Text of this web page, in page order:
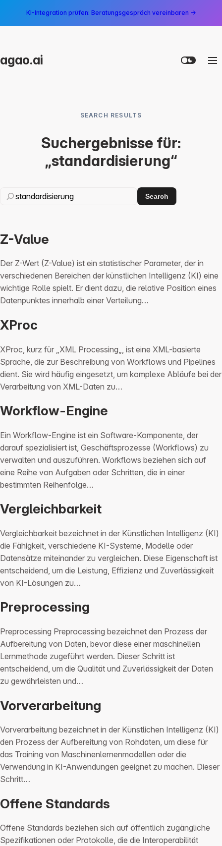
KI-Integration prüfen: Beratungsgespräch vereinbaren →
agao.ai
SEARCH RESULTS
Suchergebnisse für:
„standardisierung“
Search
Z-Value
Der Z-Wert (Z-Value) ist ein statistischer Parameter, der in
verschiedenen Bereichen der künstlichen Intelligenz (KI) eine
wichtige Rolle spielt. Er dient dazu, die relative Position eines
Datenpunktes innerhalb einer Verteilung…
XProc
XProc, kurz für „XML Processing„, ist eine XML-basierte
Sprache, die zur Beschreibung von Workflows und Pipelines
dient. Sie wird häufig eingesetzt, um komplexe Abläufe bei der
Verarbeitung von XML-Daten zu…
Workflow-Engine
Ein Workflow-Engine ist ein Software-Komponente, der
darauf spezialisiert ist, Geschäftsprozesse (Workflows) zu
verwalten und auszuführen. Workflows beziehen sich auf
eine Reihe von Aufgaben oder Schritten, die in einer
bestimmten Reihenfolge…
Vergleichbarkeit
Vergleichbarkeit bezeichnet in der Künstlichen Intelligenz (KI)
die Fähigkeit, verschiedene KI-Systeme, Modelle oder
Datensätze miteinander zu vergleichen. Diese Eigenschaft ist
entscheidend, um die Leistung, Effizienz und Zuverlässigkeit
von KI-Lösungen zu…
Preprocessing
Preprocessing Preprocessing bezeichnet den Prozess der
Aufbereitung von Daten, bevor diese einer maschinellen
Lernmethode zugeführt werden. Dieser Schritt ist
entscheidend, um die Qualität und Zuverlässigkeit der Daten
zu gewährleisten und…
Vorverarbeitung
Vorverarbeitung bezeichnet in der Künstlichen Intelligenz (KI)
den Prozess der Aufbereitung von Rohdaten, um diese für
das Training von Maschinenlernenmodellen oder die
Verwendung in KI-Anwendungen geeignet zu machen. Dieser
Schritt…
Offene Standards
Offene Standards beziehen sich auf öffentlich zugängliche
Spezifikationen oder Protokolle, die die Interoperabilität